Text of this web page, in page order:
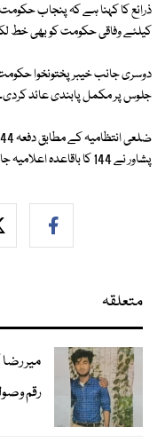
ذرائع کا کہنا ہے کہ پنجاب
کیلئے وفاقی حکومت کو بھی خط
جلوس پر مکمل پابندی عائد
پشاور نے 144 کا باقاعدہ اعلامیہ جاری کردیا۔
متعلقہ
میر
رقم